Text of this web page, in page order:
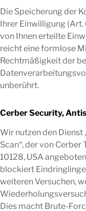
Die Speicherung der
Ihrer Einwilligung (Art.
von Ihnen erteilte
reicht eine formlose
Rechtmäßigkeit der
unberührt.
Cerber Security,
Wir nutzen den
Scan“, der von Cerber
10128, USA
blockiert
weiteren Versuchen,
Dies macht Brute-